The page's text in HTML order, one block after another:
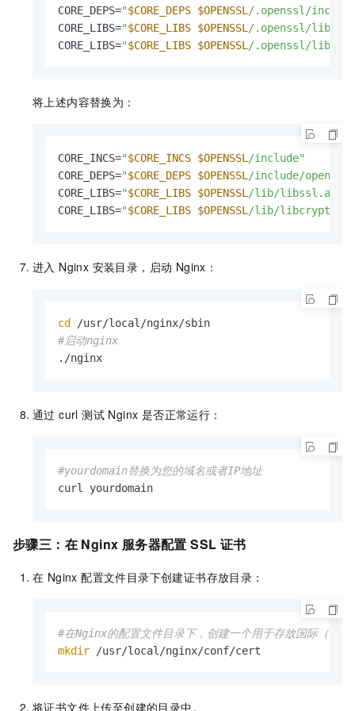
CORE_DEPS="$CORE_DEPS $OPENSSL /.openssl/
CORE_LIBS="$CORE_LIBS $OPENSSL /.openssl/lib/
CORE_LIBS="$CORE_LIBS $OPENSSL /.openssl/lib/
将上述内容替换为：
CORE_INCS="$CORE_INCS $OPENSSL /include"
CORE_DEPS="$CORE_DEPS $OPENSSL /include/
CORE_LIBS="$CORE_LIBS $OPENSSL /lib/libssl.a"
CORE_LIBS="$CORE_LIBS $OPENSSL /lib/libcrypto.a"
进入 Nginx 安装目录，启动 Nginx：
cd
#启动nginx
./nginx
通过 curl 测试 Nginx 是否正常运行：
#yourdomain替换为您的域名或者IP地址
curl yourdomain
步骤三：在 Nginx 服务器配置 SSL 证书
在 Nginx 配置文件目录下创建证书存放目录：
#在Nginx的配置文件目录下，创建一个用于存放国际（可
mkdir /usr/local/nginx/conf/cert
将证书文件上传至创建的目录中。